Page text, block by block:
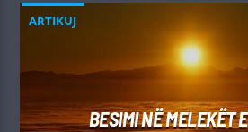
ARTIKUJ
BESIMI NË MELEKËT